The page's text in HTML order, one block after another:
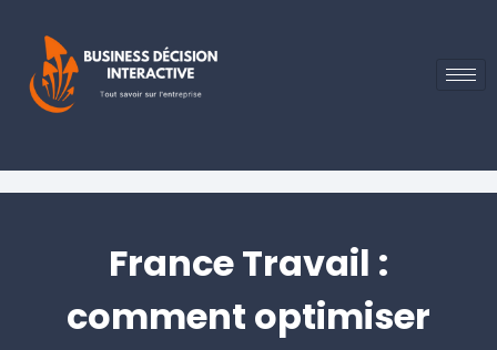
France Travail :
comment optimiser